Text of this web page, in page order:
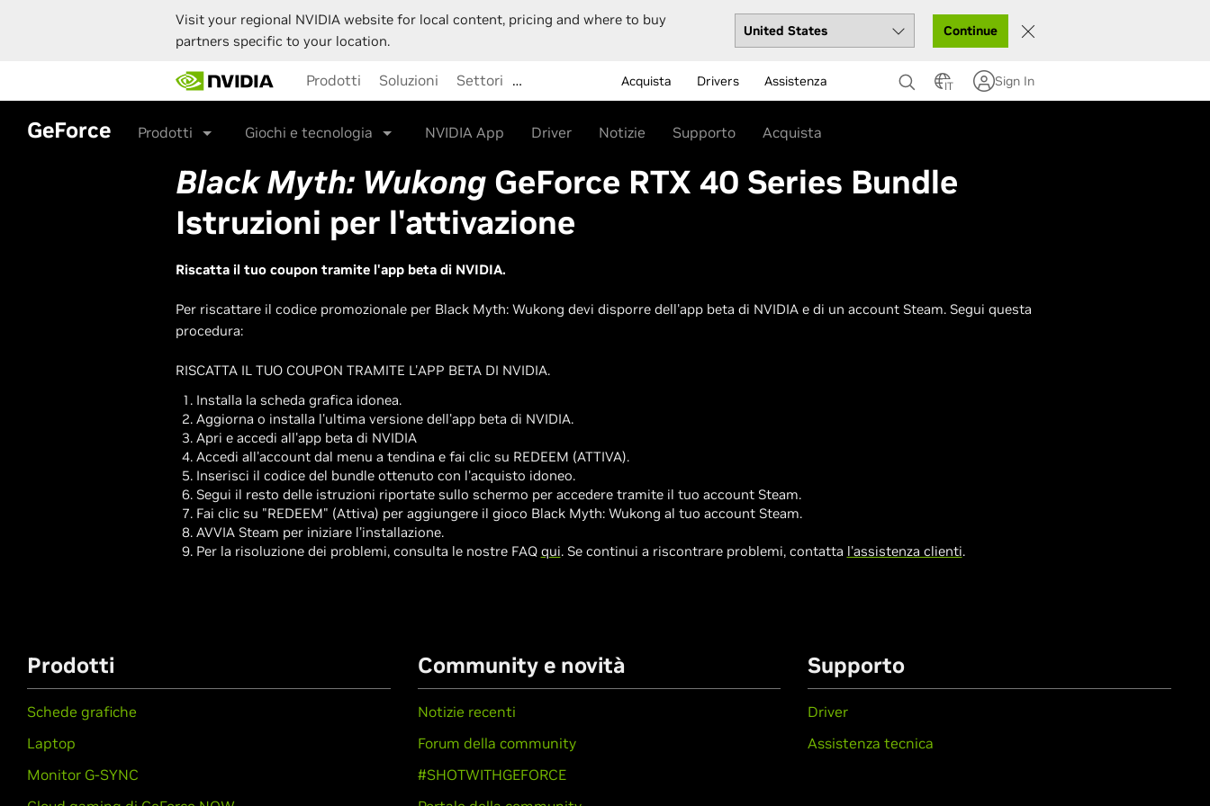
Visit your regional NVIDIA website for local content, pricing and where to buy
partners specific to your location.
Continue
main
content
Prodotti Soluzioni Settori … Acquista Drivers Assistenza IT Sign In
GeForce Prodotti Giochi e tecnologia NVIDIA App Driver Notizie Supporto Acquista
Black Myth: Wukong GeForce RTX 40 Series Bundle
Istruzioni per l'attivazione
Riscatta il tuo coupon tramite l'app beta di NVIDIA.
Per riscattare il codice promozionale per Black Myth: Wukong devi disporre dell'app beta di NVIDIA e di un account Steam. Segui questa
procedura:
RISCATTA IL TUO COUPON TRAMITE L'APP BETA DI NVIDIA.
Installa la scheda grafica idonea.
Aggiorna o installa l'ultima versione dell'app beta di NVIDIA.
Apri e accedi all'app beta di NVIDIA
Accedi all'account dal menu a tendina e fai clic su REDEEM (ATTIVA).
Inserisci il codice del bundle ottenuto con l'acquisto idoneo.
Segui il resto delle istruzioni riportate sullo schermo per accedere tramite il tuo account Steam.
Fai clic su "REDEEM" (Attiva) per aggiungere il gioco Black Myth: Wukong al tuo account Steam.
AVVIA Steam per iniziare l'installazione.
Per la risoluzione dei problemi, consulta le nostre FAQ qui. Se continui a riscontrare problemi, contatta l'assistenza clienti.
Prodotti
Schede grafiche
Laptop
Monitor G-SYNC
Community e novità
Notizie recenti
Forum della community
#SHOTWITHGEFORCE
Supporto
Driver
Assistenza tecnica